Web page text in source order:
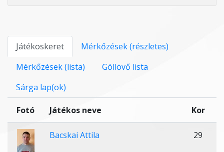
Játékoskeret
Mérkőzések (részletes)
Mérkőzések (lista)
Góllövő lista
Sárga lap(ok)
Fotó Játékos neve Kor
Bacskai Attila 29